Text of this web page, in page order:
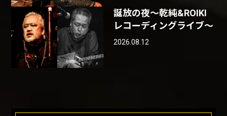
誕放の夜〜乾純&ROIKI
レコーディングライブ〜
2026.08.12